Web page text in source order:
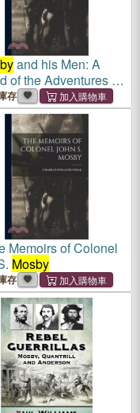
and his Men: A
of the Adventures of
Partisan
John S.Mosby,
存
Memoirs of Colonel
Mosby
存